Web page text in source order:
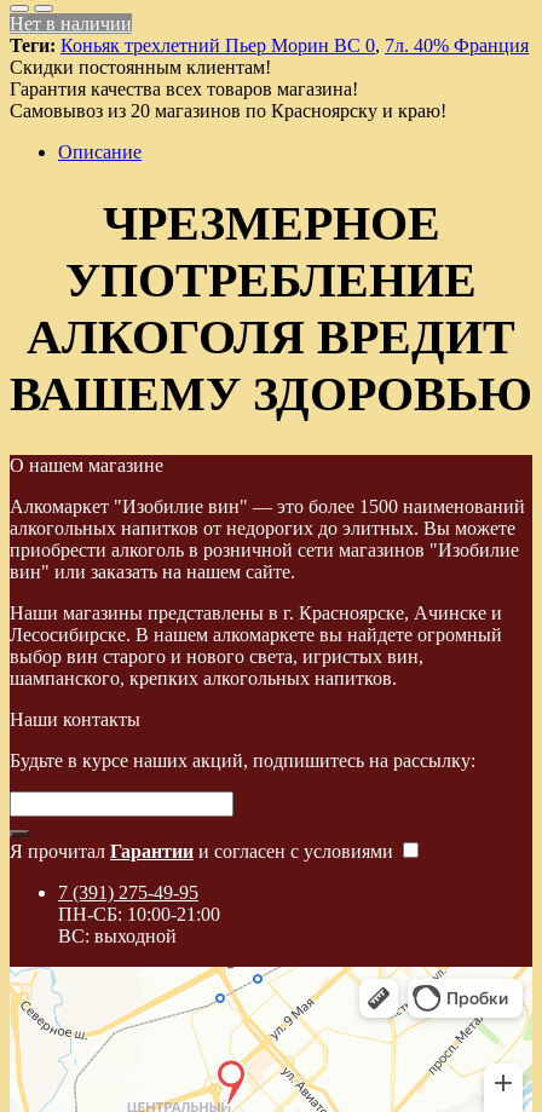
Нет в наличии
Теги: Коньяк трехлетний Пьер Морин ВС 0, 7л. 40% Франция
Скидки постоянным клиентам!
Гарантия качества всех товаров магазина!
Самовывоз из 20 магазинов по Красноярску и краю!
Описание
ЧРЕЗМЕРНОЕ
УПОТРЕБЛЕНИЕ
АЛКОГОЛЯ ВРЕДИТ
ВАШЕМУ ЗДОРОВЬЮ
О нашем магазине
Алкомаркет "Изобилие вин" — это более 1500 наименований
алкогольных напитков от недорогих до элитных. Вы можете
приобрести алкоголь в розничной сети магазинов "Изобилие
вин" или заказать на нашем сайте.
Наши магазины представлены в г. Красноярске, Ачинске и
Лесосибирске. В нашем алкомаркете вы найдете огромный
выбор вин старого и нового света, игристых вин,
шампанского, крепких алкогольных напитков.
Наши контакты
Будьте в курсе наших акций, подпишитесь на рассылку:
Я прочитал Гарантии и согласен с условиями
7 (391) 275-49-95
ПН-СБ: 10:00-21:00
ВС: выходной